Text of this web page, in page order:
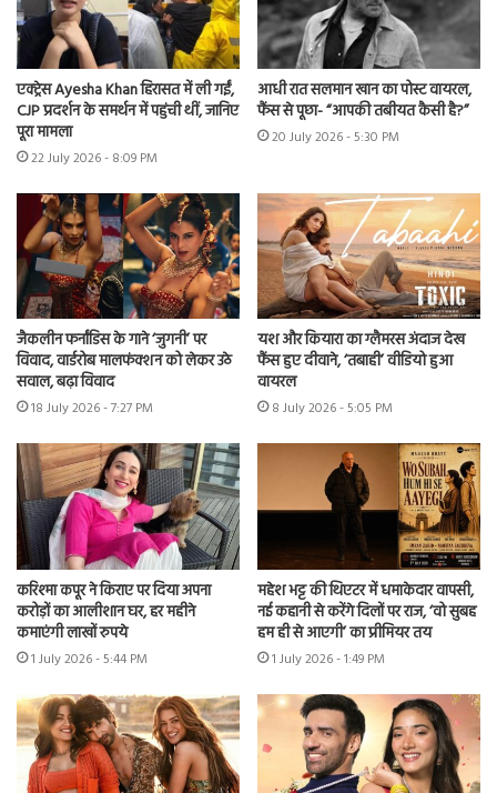
एक्ट्रेस Ayesha Khan हिरासत में ली गईं,
CJP प्रदर्शन के समर्थन में पहुंची थीं, जानिए
पूरा मामला
22 July 2026 - 8:09 PM
आधी रात सलमान खान का पोस्ट वायरल,
फैंस से पूछा- “आपकी तबीयत कैसी है?”
20 July 2026 - 5:30 PM
जैकलीन फर्नांडिस के गाने ‘जुगनी’ पर
विवाद, वार्डरोब मालफंक्शन को लेकर उठे
सवाल, बढ़ा विवाद
18 July 2026 - 7:27 PM
यश और कियारा का ग्लैमरस अंदाज देख
फैंस हुए दीवाने, ‘तबाही’ वीडियो हुआ
वायरल
8 July 2026 - 5:05 PM
करिश्मा कपूर ने किराए पर दिया अपना
करोड़ों का आलीशान घर, हर महीने
कमाएंगी लाखों रुपये
1 July 2026 - 5:44 PM
महेश भट्ट की थिएटर में धमाकेदार वापसी,
नई कहानी से करेंगे दिलों पर राज, ‘वो सुबह
हम ही से आएगी’ का प्रीमियर तय
1 July 2026 - 1:49 PM